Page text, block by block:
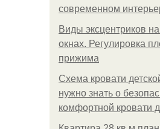
современном
Виды эксцентриков
окнах. Регулировка
прижима
Схема кровати
нужно знать о
комфортной кровати